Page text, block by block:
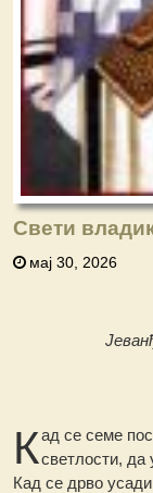
Свети
мај 30, 2026
Кад се семе
светлости, да
Кад се дрво